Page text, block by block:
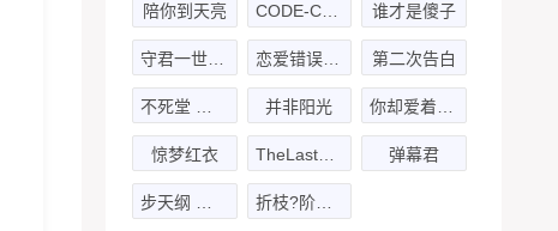
陪你到天亮 CODE-Chapter 谁才是傻子
恋爱错误宝典 第二次告白
并非阳光
惊梦红衣 TheLastQuestion最后的问题 弹幕君
折枝?阶下囚-擦肩而过x暮清池